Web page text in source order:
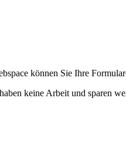
können Sie Ihre
keine Arbeit und sparen